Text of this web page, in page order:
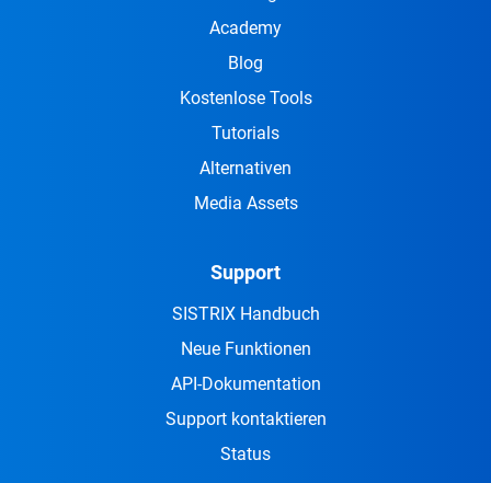
Academy
Blog
Kostenlose Tools
Tutorials
Alternativen
Media Assets
Support
SISTRIX Handbuch
Neue Funktionen
API-Dokumentation
Support kontaktieren
Status